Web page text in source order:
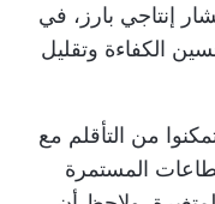
إنتاجي بارز، في
الكفاءة وتقليل
من التأقلم مع
المستمرة